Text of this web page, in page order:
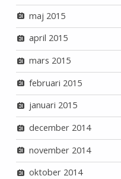
maj 2015
april 2015
mars 2015
februari 2015
januari 2015
december 2014
november 2014
oktober 2014